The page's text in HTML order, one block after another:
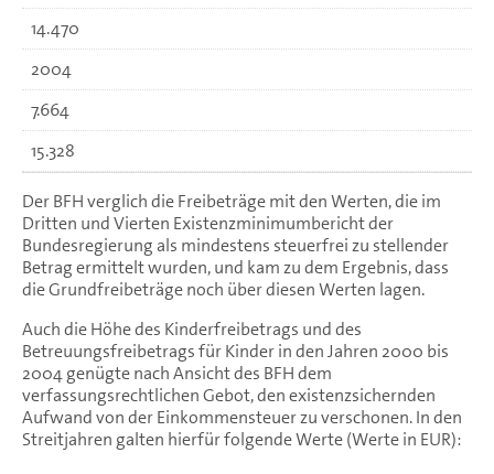
14.470
2004
7.664
15.328
Der BFH verglich die Freibeträge mit den Werten, die im
Dritten und Vierten Existenzminimumbericht der
Bundesregierung als mindestens steuerfrei zu stellender
Betrag ermittelt wurden, und kam zu dem Ergebnis, dass
die Grundfreibeträge noch über diesen Werten lagen.
Auch die Höhe des Kinderfreibetrags und des
Betreuungsfreibetrags für Kinder in den Jahren 2000 bis
2004 genügte nach Ansicht des BFH dem
verfassungsrechtlichen Gebot, den existenzsichernden
Aufwand von der Einkommensteuer zu verschonen. In den
Streitjahren galten hierfür folgende Werte (Werte in EUR):